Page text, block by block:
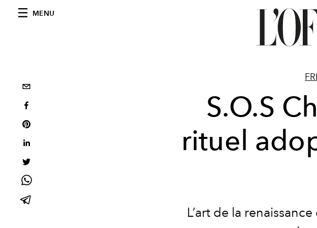
MENU
S.O.S
rituel
L’art de la